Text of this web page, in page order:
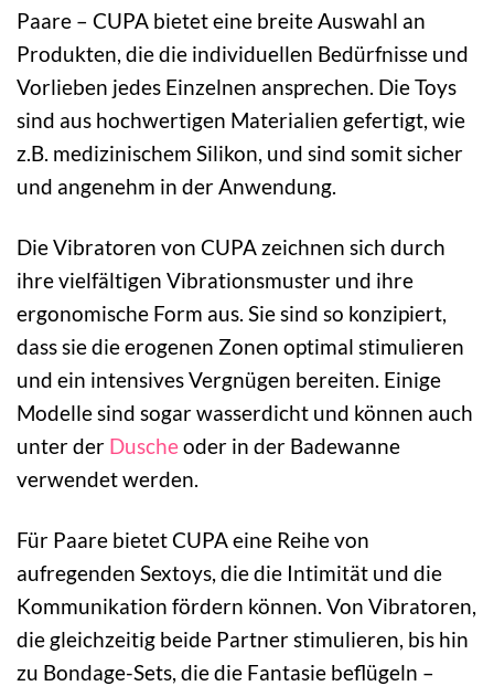
Paare – CUPA bietet eine breite Auswahl an
Produkten, die die individuellen Bedürfnisse und
Vorlieben jedes Einzelnen ansprechen. Die Toys
sind aus hochwertigen Materialien gefertigt, wie
z.B. medizinischem Silikon, und sind somit sicher
und angenehm in der Anwendung.
Die Vibratoren von CUPA zeichnen sich durch
ihre vielfältigen Vibrationsmuster und ihre
ergonomische Form aus. Sie sind so konzipiert,
dass sie die erogenen Zonen optimal stimulieren
und ein intensives Vergnügen bereiten. Einige
Modelle sind sogar wasserdicht und können auch
unter der Duscheoder in der Badewanne
verwendet werden.
Für Paare bietet CUPA eine Reihe von
aufregenden Sextoys, die die Intimität und die
Kommunikation fördern können. Von Vibratoren,
die gleichzeitig beide Partner stimulieren, bis hin
zu Bondage-Sets, die die Fantasie beflügeln –